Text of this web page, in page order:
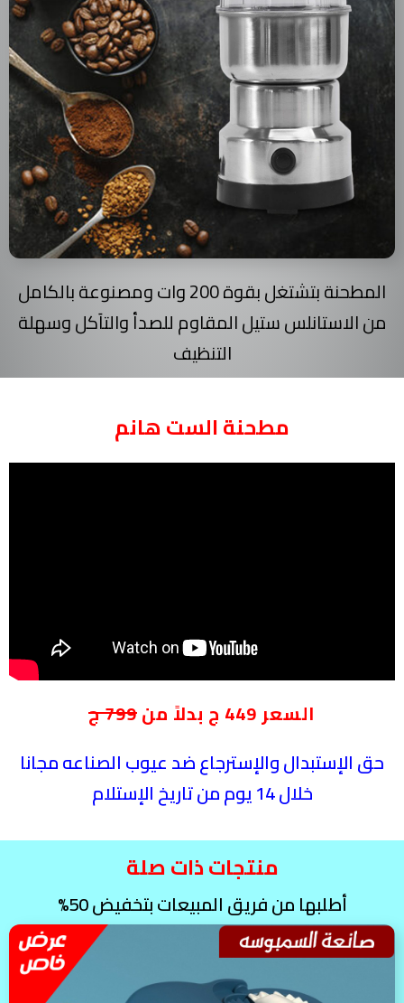
المطحنة بتشتغل بقوة 200 وات ومصنوعة بالكامل
من الاستانلس ستيل المقاوم للصدأ والتاَكل وسهلة
التنظيف
مطحنة الست هانم
السعر 449 ج بدلاً من
799 ج
حق الإستبدال والإسترجاع ضد عيوب الصناعه مجانا
خلال 14 يوم من تاريخ الإستلام
منتجات ذات صلة
أطلبها من فريق المبيعات بتخفيض 50%